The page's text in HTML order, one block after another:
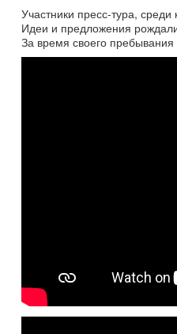
Участники пресс-тура,
Идеи и предложения
За время своего пребывания